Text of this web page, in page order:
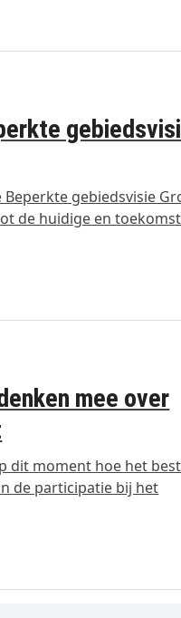
gebiedsvisie
de huidige en
mee over
dit moment hoe het
de participatie bij het